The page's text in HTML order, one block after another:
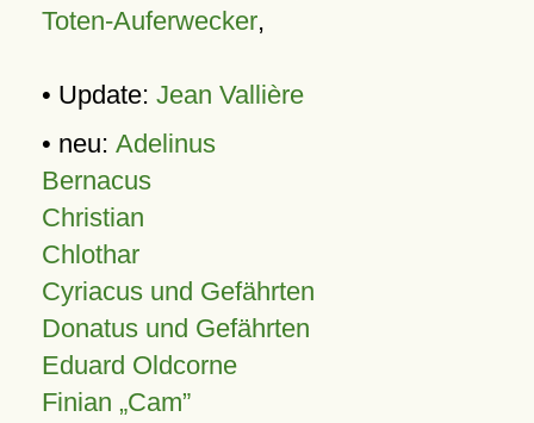
Toten-Auferwecker,
• Update: Jean Vallière
• neu: Adelinus
Bernacus
Christian
Chlothar
Cyriacus und Gefährten
Donatus und Gefährten
Eduard Oldcorne
Finian Cam